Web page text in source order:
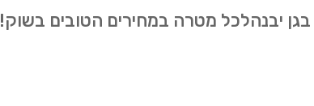
בגן יבנהלכל מטרה במחירים הטובים בשוק!